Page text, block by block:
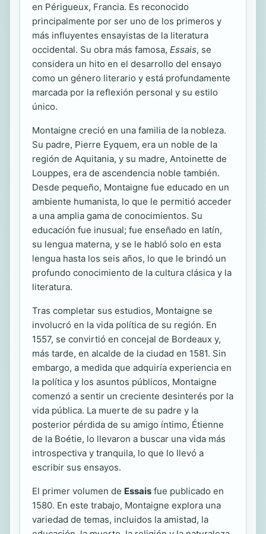
en Périgueux, Francia. Es reconocido
principalmente por ser uno de los primeros y
más influyentes ensayistas de la literatura
occidental. Su obra más famosa, Essais, se
considera un hito en el desarrollo del ensayo
como un género literario y está profundamente
marcada por la reflexión personal y su estilo
único.
Montaigne creció en una familia de la nobleza.
Su padre, Pierre Eyquem, era un noble de la
región de Aquitania, y su madre, Antoinette de
Louppes, era de ascendencia noble también.
Desde pequeño, Montaigne fue educado en un
ambiente humanista, lo que le permitió acceder
a una amplia gama de conocimientos. Su
educación fue inusual; fue enseñado en latín,
su lengua materna, y se le habló solo en esta
lengua hasta los seis años, lo que le brindó un
profundo conocimiento de la cultura clásica y la
literatura.
Tras completar sus estudios, Montaigne se
involucró en la vida política de su región. En
1557, se convirtió en concejal de Bordeaux y,
más tarde, en alcalde de la ciudad en 1581. Sin
embargo, a medida que adquiría experiencia en
la política y los asuntos públicos, Montaigne
comenzó a sentir un creciente desinterés por la
vida pública. La muerte de su padre y la
posterior pérdida de su amigo íntimo, Étienne
de la Boétie, lo llevaron a buscar una vida más
introspectiva y tranquila, lo que lo llevó a
escribir sus ensayos.
El primer volumen de Essais fue publicado en
1580. En este trabajo, Montaigne explora una
variedad de temas, incluidos la amistad, la